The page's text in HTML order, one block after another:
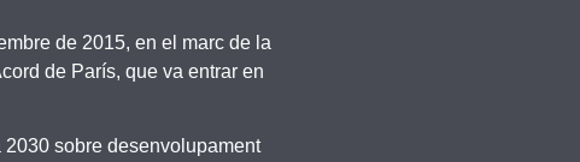
de 2015, en el marc de la
de París, que va entrar en
sobre desenvolupament